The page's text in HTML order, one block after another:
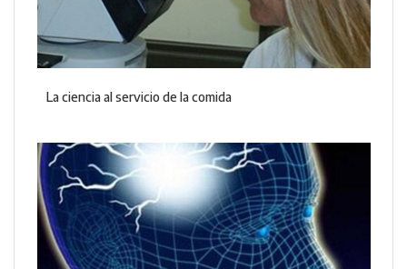
La ciencia al servicio de la comida